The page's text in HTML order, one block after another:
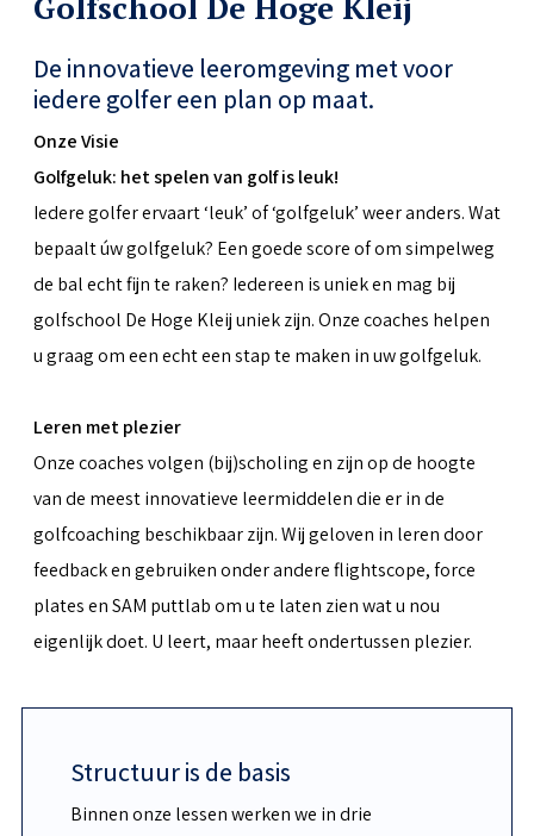
De innovatieve leeromgeving met voor
iedere golfer een plan op maat.
Onze Visie
Golfgeluk: het spelen van golf is leuk!
Iedere golfer ervaart ‘leuk’ of ‘golfgeluk’ weer anders. Wat
bepaalt úw golfgeluk? Een goede score of om simpelweg
de bal echt fijn te raken? Iedereen is uniek en mag bij
golfschool De Hoge Kleij uniek zijn. Onze coaches helpen
u graag om een echt een stap te maken in uw golfgeluk.
Leren met plezier
Onze coaches volgen (bij)scholing en zijn op de hoogte
van de meest innovatieve leermiddelen die er in de
golfcoaching beschikbaar zijn. Wij geloven in leren door
feedback en gebruiken onder andere flightscope, force
plates en SAM puttlab om u te laten zien wat u nou
eigenlijk doet. U leert, maar heeft ondertussen plezier.
Structuur is de basis
Binnen onze lessen werken we in drie